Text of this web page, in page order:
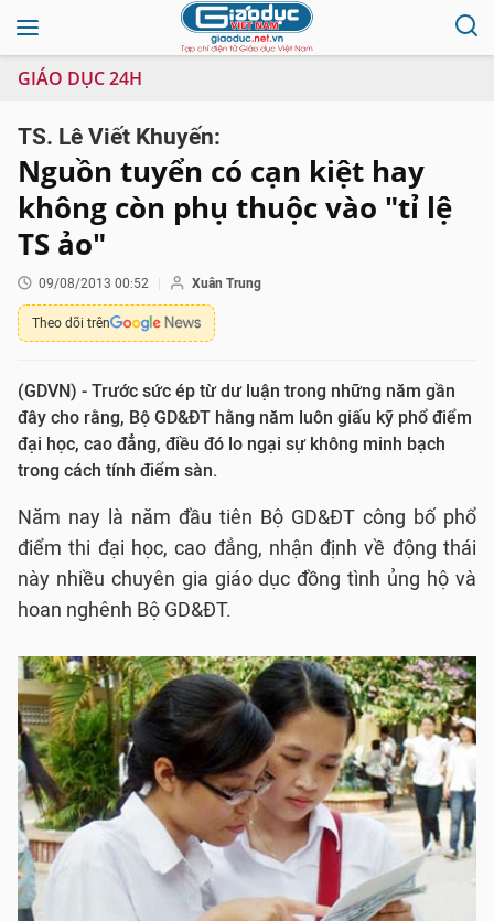
GIÁO DỤC 24H
TS. Lê Viết Khuyến:
Nguồn tuyển có cạn kiệt hay
không còn phụ thuộc vào "tỉ lệ
TS ảo"
09/08/2013 00:52 Xuân Trung
Theo dõi trên
(GDVN) - Trước sức ép từ dư luận trong những năm gần
đây cho rằng, Bộ GD&ĐT hằng năm luôn giấu kỹ phổ điểm
đại học, cao đẳng, điều đó lo ngại sự không minh bạch
trong cách tính điểm sàn.
Năm nay là năm đầu tiên Bộ GD&ĐT công bố phổ
điểm thi đại học, cao đẳng, nhận định về động thái
này nhiều chuyên gia giáo dục đồng tình ủng hộ và
hoan nghênh Bộ GD&ĐT.